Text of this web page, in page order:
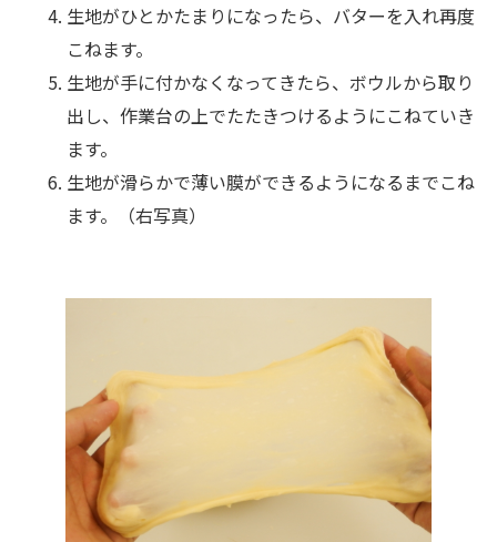
生地がひとかたまりになったら、バターを入れ再度
こねます。
生地が手に付かなくなってきたら、ボウルから取り
出し、作業台の上でたたきつけるようにこねていき
ます。
生地が滑らかで薄い膜ができるようになるまでこね
ます。（右写真）